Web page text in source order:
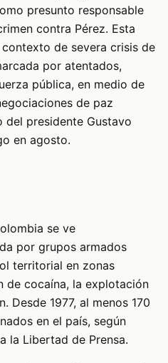
presunto responsable
contra Pérez. Esta
de severa crisis de
por atentados,
pública, en medio de
de paz
presidente Gustavo
en agosto.
se ve
por grupos armados
territorial en zonas
de cocaína, la explotación
Desde 1977, al menos 170
en el país, según
la Libertad de Prensa.